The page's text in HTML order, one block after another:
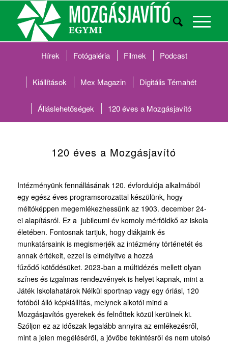
Hírek Fotógaléria Filmek Podcast
Kiállítások Mex Magazin Digitális Témahét
Álláslehetőségek 120 éves a Mozgásjavító
120 éves a Mozgásjavító
Intézményünk fennállásának 120. évfordulója alkalmából
egy egész éves programsorozattal készülünk, hogy
méltóképpen megemlékezhessünk az 1903. december 24-
ei alapításról. Ez a jubileumi év komoly mérföldkő az iskola
életében. Fontosnak tartjuk, hogy diákjainkés
munkatársaink ismegismerjék az intézmény történetétés
annak értékeit, ezzel is elmélyítve a hozzá
fűződő kötődésüket. 2023-ban a múltidézés mellett olyan
színes és izgalmas rendezvények is helyet kapnak, mint a
Játék Iskolahatárok Nélkül sportnap vagy egy óriási, 120
fotóból álló képkiállítás, melynek alkotói mind a
Mozgásjavítós gyerekek és felnőttek közül kerülnek ki.
Szóljon ez az időszak legalább annyira az emlékezésről,
mint a jelen megéléséről, a jövőbe tekintésről és nem utolsó